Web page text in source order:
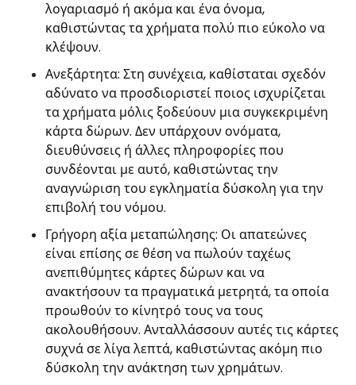
λογαριασμό ή ακόμα και ένα όνομα,
καθιστώντας τα χρήματα πολύ πιο εύκολο να
κλέψουν.
Ανεξάρτητα: Στη συνέχεια, καθίσταται σχεδόν
αδύνατο να προσδιοριστεί ποιος ισχυρίζεται
τα χρήματα μόλις ξοδεύουν μια συγκεκριμένη
κάρτα δώρων. Δεν υπάρχουν ονόματα,
διευθύνσεις ή άλλες πληροφορίες που
συνδέονται με αυτό, καθιστώντας την
αναγνώριση του εγκληματία δύσκολη για την
επιβολή του νόμου.
Γρήγορη αξία μεταπώλησης: Οι απατεώνες
είναι επίσης σε θέση να πωλούν ταχέως
ανεπιθύμητες κάρτες δώρων και να
ανακτήσουν τα πραγματικά μετρητά, τα οποία
προωθούν το κίνητρό τους να τους
ακολουθήσουν. Ανταλλάσσουν αυτές τις κάρτες
συχνά σε λίγα λεπτά, καθιστώντας ακόμη πιο
δύσκολη την ανάκτηση των χρημάτων.